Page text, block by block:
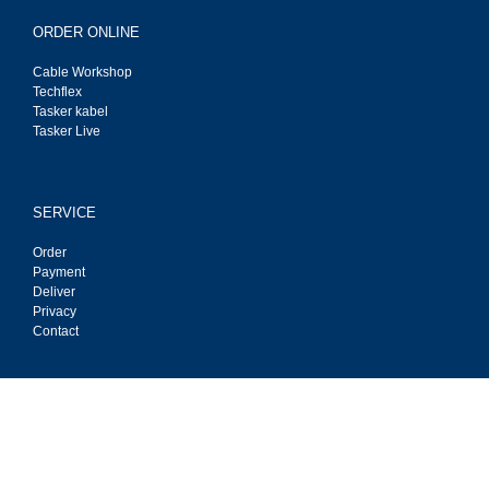
ORDER ONLINE
Cable Workshop
Techflex
Tasker kabel
Tasker Live
SERVICE
Order
Payment
Deliver
Privacy
Contact